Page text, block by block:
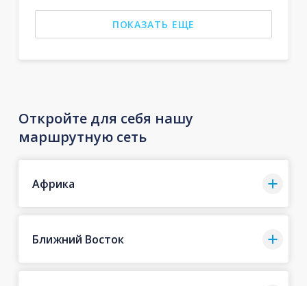
ПОКАЗАТЬ ЕЩЕ
Откройте для себя нашу
маршрутную сеть
Африка
Ближний Восток